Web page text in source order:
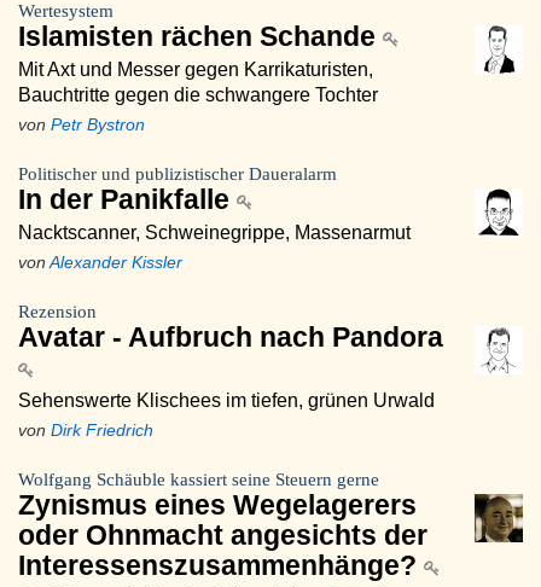
Wertesystem
Islamisten rächen Schande
Mit Axt und Messer gegen Karrikaturisten,
Bauchtritte gegen die schwangere Tochter
von Petr Bystron
Politischer und publizistischer Daueralarm
In der Panikfalle
Nacktscanner, Schweinegrippe, Massenarmut
von Alexander Kissler
Rezension
Avatar - Aufbruch nach Pandora
Sehenswerte Klischees im tiefen, grünen Urwald
von Dirk Friedrich
Wolfgang Schäuble kassiert seine Steuern gerne
Zynismus eines Wegelagerers
oder Ohnmacht angesichts der
Interessenszusammenhänge?